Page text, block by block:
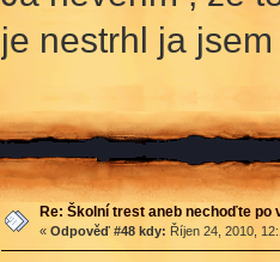
je nestrhl ja
Re: Školní trest aneb nechoďte po
« Odpověď #48 kdy: Říjen 24, 2010,